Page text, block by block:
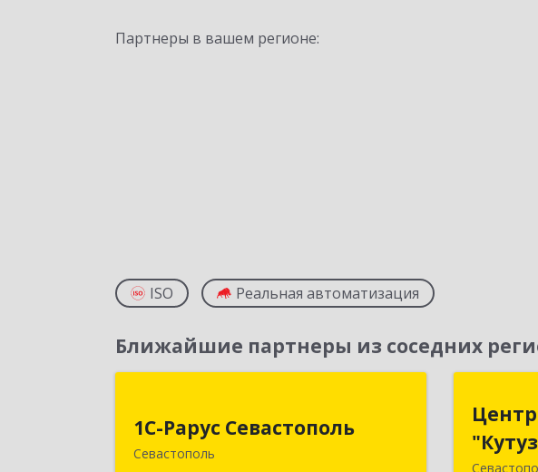
Партнеры в вашем регионе:
ISO Реальная автоматизация
Ближайшие партнеры из соседних
1С-Рарус Севастополь
Севастополь
299011, Севастополь г, Кулакова ул,